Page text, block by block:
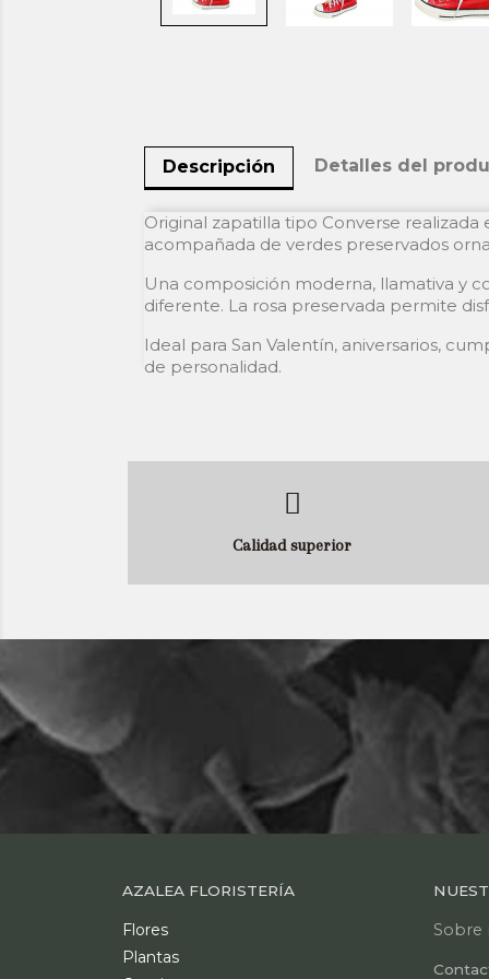
Descripción Detalles del
Original zapatilla tipo Converse
acompañada de verdes preservados
Una composición moderna, llamativa y
diferente. La rosa preservada permite
Ideal para San Valentín, aniversarios,
de personalidad.
Calidad superior
AZALEA FLORISTERÍA
Flores
Plantas
Sobre